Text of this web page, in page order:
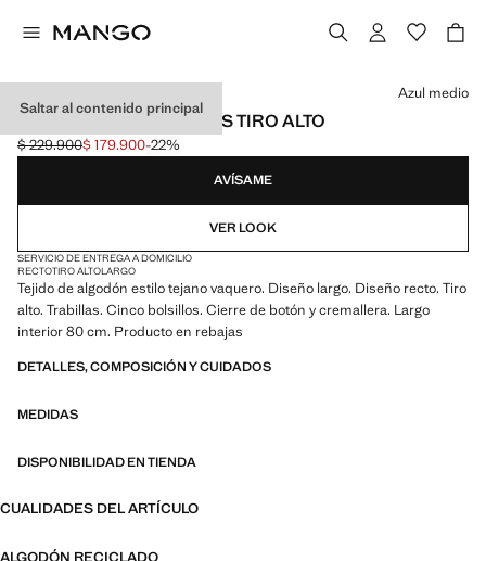
Saltar al contenido principal
JEANS MATILDA RECTOS TIRO ALTO
Precio inicial tachado [$ 229.900 ]
$ 229.900
Precio actual [$ 179.900 ]
$ 179.900-22%
Selecciona un color
Azul medio
AVÍSAME
VER LOOK
SERVICIO DE ENTREGA A DOMICILIO
RECTOTIRO ALTOLARGO
Tejido de algodón estilo tejano vaquero. Diseño largo. Diseño recto. Tiro
alto. Trabillas. Cinco bolsillos. Cierre de botón y cremallera. Largo
interior 80 cm. Producto en rebajas
DETALLES, COMPOSICIÓN Y CUIDADOS
MEDIDAS
DISPONIBILIDAD EN TIENDA
CUALIDADES DEL ARTÍCULO
ALGODÓN RECICLADO